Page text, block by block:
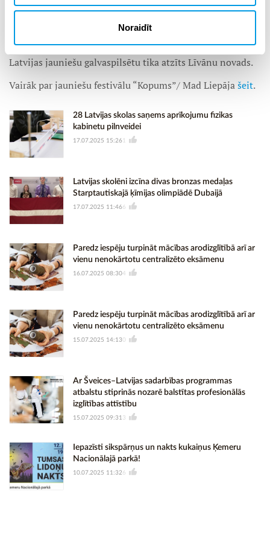
Noraidīt
jaunatni” ietvaros organizēts interneta balsojums, kurā
par Pašvaldību jaunietim tika atzīta Rēzekne (2021. gadā)
Bauskas novada pašvaldība, savukārt par 2024. gada
Latvijas jauniešu galvaspilsētu tika atzīts Līvānu novads.
Vairāk par jauniešu festivālu “Kopums”/ Mad Liepājašeit.
28 Latvijas skolas saņems aprīkojumu fizikas
kabinetu pilnveidei
17.07.2025 15:261
Latvijas skolēni izcīna divas bronzas medaļas
Starptautiskajā ķīmijas olimpiādē Dubaijā
17.07.2025 11:466
Paredz iespēju turpināt mācības arodizglītībā arī ar
vienu nenokārtotu centralizēto eksāmenu
16.07.2025 08:304
Paredz iespēju turpināt mācības arodizglītībā arī ar
vienu nenokārtotu centralizēto eksāmenu
15.07.2025 14:130
Ar Šveices–Latvijas sadarbības programmas
atbalstu stiprinās nozarē balstītas profesionālās
izglītības attīstību
15.07.2025 09:31 3
Iepazīsti sikspārņus un nakts kukaiņus Ķemeru
Nacionālajā parkā!
10.07.2025 11:32 6